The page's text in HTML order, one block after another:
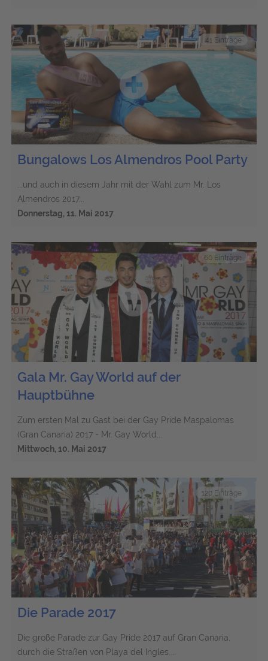
41 Einträge
Bungalows Los Almendros Pool Party
...und auch in diesem Jahr mit der Wahl zum Mr. Los
Almendros 2017...
Donnerstag, 11. Mai 2017
60 Einträge
Gala Mr. Gay World auf der
Hauptbühne
Zum ersten Mal zu Gast bei der Gay Pride Maspalomas
(Gran Canaria) 2017 - Mr. Gay World...
Mittwoch, 10. Mai 2017
120 Einträge
Die Parade 2017
Die große Parade zur Gay Pride 2017 auf Gran Canaria,
durch die Straßen von Playa del Ingles....